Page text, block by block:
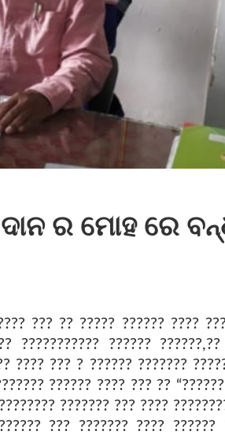
ର ମୋହ ରେ
??? ?? ????? ?????? ????
??????????? ??????
???? ??? ? ?????? ???????
?????? ???? ??? ??
??????? ??? ????
??? ??????? ???? ??????